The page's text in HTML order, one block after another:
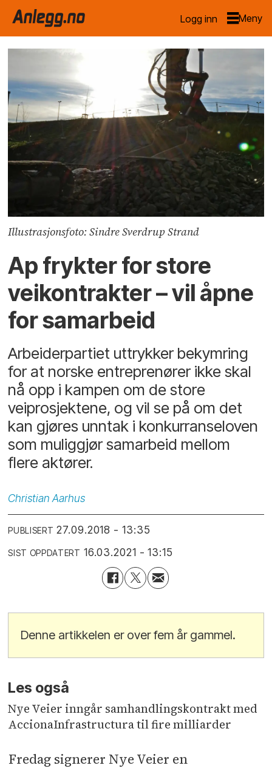
Logg inn
Illustrasjonsfoto: Sindre Sverdrup Strand
Ap frykter for store
veikontrakter – vil åpne
for samarbeid
Arbeiderpartiet uttrykker bekymring
for at norske entreprenører ikke skal
nå opp i kampen om de store
veiprosjektene, og vil se på om det
kan gjøres unntak i konkurranseloven
som muliggjør samarbeid mellom
flere aktører.
Christian Aarhus
PUBLISERT 27.09.2018 - 13:35
SIST OPPDATERT 16.03.2021 - 13:15
Denne artikkelen er over fem år gammel.
Les også
Nye Veier inngår samhandlingskontrakt med
AccionaInfrastructura til fire milliarder
Fredag signerer Nye Veier en